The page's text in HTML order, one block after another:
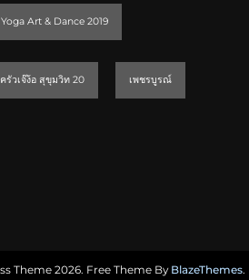
Art & Dance 2019
ครัวเจ๊ง้อ สุขุมวิท 20 เพชรบูรณ์
Theme 2026. Free Theme By BlazeThemes.